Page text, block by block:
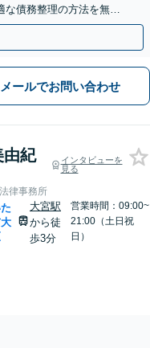
な債務整理の方法を無料
メールでお問い合わせ
由紀
インタビューを
見る
律事務所
大宮駅
から徒
歩3分
営業時間：09:00~
21:00（土日祝
日）